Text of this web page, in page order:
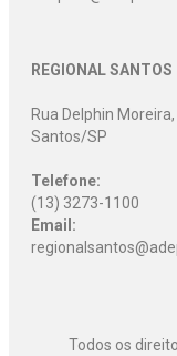
REGIONAL SANTOS
Rua Delphin
Santos/SP
Telefone:
(13) 3273-1100
Email:
Todos os